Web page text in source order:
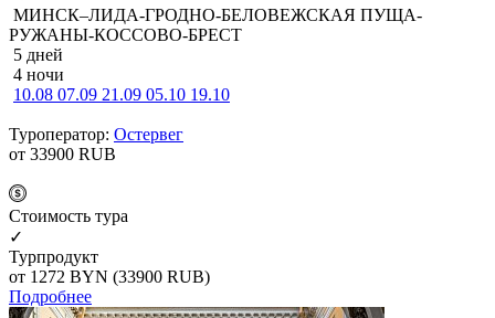
МИНСК–ЛИДА-ГРОДНО-БЕЛОВЕЖСКАЯ ПУЩА-
РУЖАНЫ-КОССОВО-БРЕСТ
5 дней
4 ночи
10.08 07.09 21.09 05.10 19.10
Туроператор: Остервег
от 33900 RUB
Cтоимость тура
✓
Турпродукт
от 1272 BYN (33900 RUB)
Подробнее